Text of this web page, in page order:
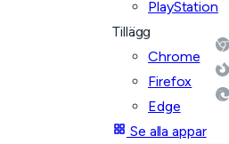
PlayStation
Tillägg
Chrome
Firefox
Edge
Se alla appar